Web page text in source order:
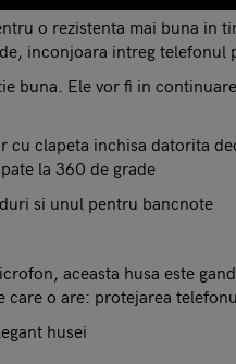
o rezistenta mai buna in
inconjoara intreg telefonul
buna. Ele vor fi in
clapeta inchisa datorita
la 360 de grade
si unul pentru bancnote
aceasta husa este
care o are: protejarea
husei